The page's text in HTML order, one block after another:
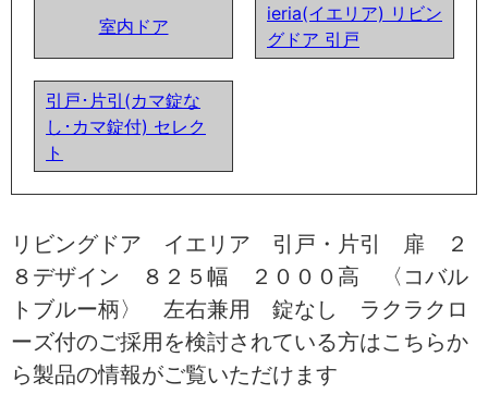
室内ドア
ieria(イエリア) リビン
グドア 引戸
引戸･片引(カマ錠な
し･カマ錠付) セレク
ト
リビングドア イエリア 引戸・片引 扉 ２
８デザイン ８２５幅 ２０００高 〈コバル
トブルー柄〉 左右兼用 錠なし ラクラクロ
ーズ付のご採用を検討されている方はこちらか
ら製品の情報がご覧いただけます